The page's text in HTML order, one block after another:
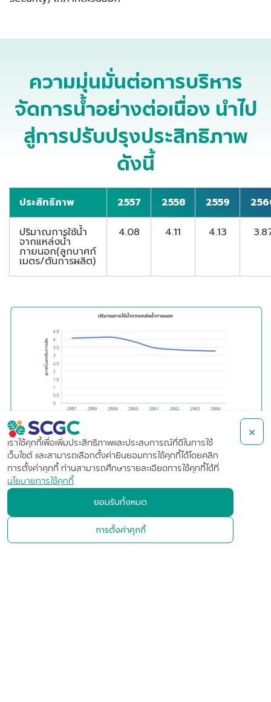
ความมุ่นมั่นต่อการบริหาร
จัดการน้ำอย่างต่อเนื่องนำไป
สู่การปรับปรุงประสิทธิภาพ
ดังนี้
ประสิทธิภาพ 2557 2558 2559
ปริมาณการใช้น้ำ
จากแหล่งน้ำ
ภายนอก(ลูกบาศก์
เมตร/ตันการผลิต)
4.08 4.11 4.13
บริษัท เอสซีจี เคมิคอลส์ จำกัด
(มหาชน)
เราใช้คุกกี้เพื่อเพิ่มประสิทธิภาพและประสบการณ์ที่ดีในการใช้
เว็บไซต์ และสามารถเลือกตั้งค่ายินยอมการใช้คุกกี้ได้โดยคลิก
การตั้งค่าคุกกี้ ท่านสามารถศึกษารายละเอียดการใช้คุกกี้ได้ที่
นโยบายการใช้คุกกี้
การตั้งค่าคุกกี้
ยอมรับทั้งหมด
×